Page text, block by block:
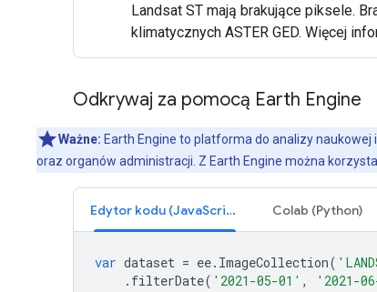
Landsat ST mają brakujące piksele.
klimatycznych ASTER GED. Więcej
Odkrywaj za pomocą Earth Engine
Ważne: Earth Engine to platforma do analizy
oraz organów administracji. Z Earth Engine można
Edytor kodu (JavaScript) Colab (Python)
var dataset = ee. ImageCollection(
. filterDate( '2021-05-01' , '2021-